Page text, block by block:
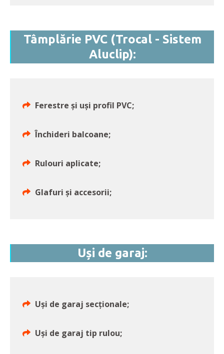
Tâmplărie PVC (Trocal - Sistem
Aluclip):
Ferestre și uși profil PVC;
Închideri balcoane;
Rulouri aplicate;
Glafuri și accesorii;
Uși de garaj:
Uși de garaj secționale;
Uși de garaj tip rulou;